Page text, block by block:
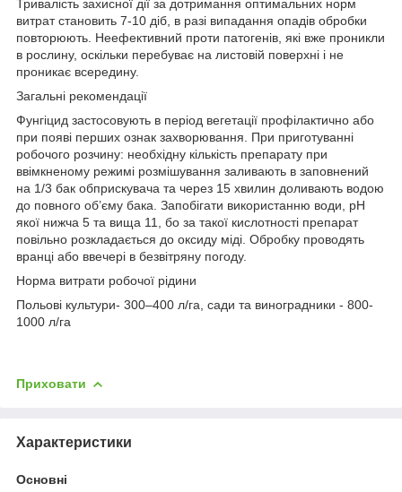
Тривалість захисної дії за дотримання оптимальних норм
витрат становить 7-10 діб, в разі випадання опадів обробки
повторюють. Неефективний проти патогенів, які вже проникли
в рослину, оскільки перебуває на листовій поверхні і не
проникає всередину.
Загальні рекомендації
Фунгіцид застосовують в період вегетації профілактично або
при появі перших ознак захворювання. При приготуванні
робочого розчину: необхідну кількість препарату при
ввімкненому режимі розмішування заливають в заповнений
на 1/3 бак обприскувача та через 15 хвилин доливають водою
до повного об’єму бака. Запобігати використанню води, рН
якої нижча 5 та вища 11, бо за такої кислотності препарат
повільно розкладається до оксиду міді. Обробку проводять
вранці або ввечері в безвітряну погоду.
Норма витрати робочої рідини
Польові культури- 300–400 л/га, сади та виноградники - 800-
1000 л/га
Приховати
Характеристики
Основні